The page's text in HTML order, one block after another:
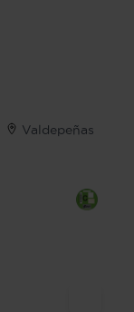
Valdepeñas